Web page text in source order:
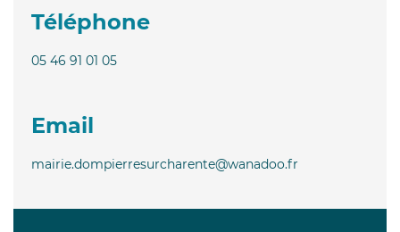
Téléphone
05 46 91 01 05
Email
mairie.dompierresurcharente@wanadoo.fr